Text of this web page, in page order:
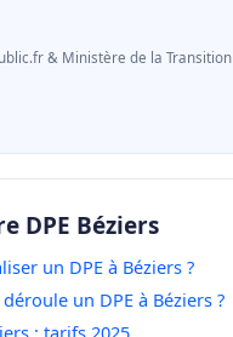
& Ministère de la Transition
DPE Béziers
un DPE à Béziers ?
un DPE à Béziers ?